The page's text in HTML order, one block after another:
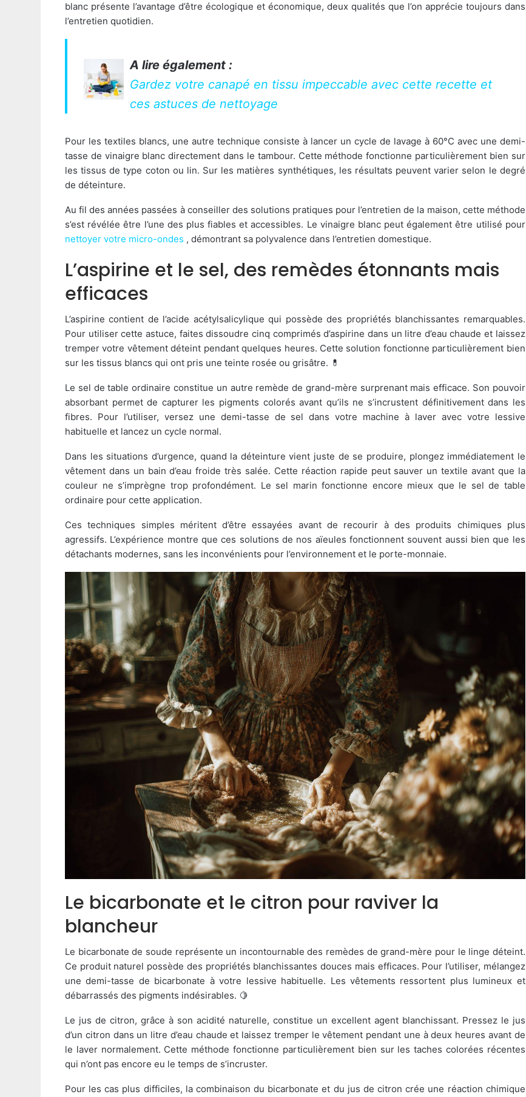
blanc présente l’avantage d’être écologique et économique, deux qualités que l’on apprécie toujours dans
l’entretien quotidien.
A lire également :
Gardez votre canapé en tissu impeccable avec cette recette et
ces astuces de nettoyage
Pour les textiles blancs, une autre technique consiste à lancer un cycle de lavage à 60°C avec une demi-
tasse de vinaigre blanc directement dans le tambour. Cette méthode fonctionne particulièrement bien sur
les tissus de type coton ou lin. Sur les matières synthétiques, les résultats peuvent varier selon le degré
de déteinture.
Au fil des années passées à conseiller des solutions pratiques pour l’entretien de la maison, cette méthode
s’est révélée être l’une des plus fiables et accessibles. Le vinaigre blanc peut également être utilisé pour
nettoyer votre micro-ondes , démontrant sa polyvalence dans l’entretien domestique.
L’aspirine et le sel, des remèdes étonnants mais
efficaces
L’aspirine contient de l’acide acétylsalicylique qui possède des propriétés blanchissantes remarquables.
Pour utiliser cette astuce, faites dissoudre cinq comprimés d’aspirine dans un litre d’eau chaude et laissez
tremper votre vêtement déteint pendant quelques heures. Cette solution fonctionne particulièrement bien
sur les tissus blancs qui ont pris une teinte rosée ou grisâtre. 💊
Le sel de table ordinaire constitue un autre remède de grand-mère surprenant mais efficace. Son pouvoir
absorbant permet de capturer les pigments colorés avant qu’ils ne s’incrustent définitivement dans les
fibres. Pour l’utiliser, versez une demi-tasse de sel dans votre machine à laver avec votre lessive
habituelle et lancez un cycle normal.
Dans les situations d’urgence, quand la déteinture vient juste de se produire, plongez immédiatement le
vêtement dans un bain d’eau froide très salée. Cette réaction rapide peut sauver un textile avant que la
couleur ne s’imprègne trop profondément. Le sel marin fonctionne encore mieux que le sel de table
ordinaire pour cette application.
Ces techniques simples méritent d’être essayées avant de recourir à des produits chimiques plus
agressifs. L’expérience montre que ces solutions de nos aïeules fonctionnent souvent aussi bien que les
détachants modernes, sans les inconvénients pour l’environnement et le porte-monnaie.
Le bicarbonate et le citron pour raviver la
blancheur
Le bicarbonate de soude représente un incontournable des remèdes de grand-mère pour le linge déteint.
Ce produit naturel possède des propriétés blanchissantes douces mais efficaces. Pour l’utiliser, mélangez
une demi-tasse de bicarbonate à votre lessive habituelle. Les vêtements ressortent plus lumineux et
débarrassés des pigments indésirables. 🍋
Le jus de citron, grâce à son acidité naturelle, constitue un excellent agent blanchissant. Pressez le jus
d’un citron dans un litre d’eau chaude et laissez tremper le vêtement pendant une à deux heures avant de
le laver normalement. Cette méthode fonctionne particulièrement bien sur les taches colorées récentes
qui n’ont pas encore eu le temps de s’incruster.
Pour les cas plus difficiles, la combinaison du bicarbonate et du jus de citron crée une réaction chimique